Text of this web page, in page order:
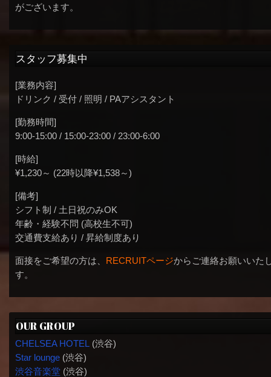
がございます。
スタッフ募集中
[業務内容]
ドリンク / 受付 / 照明 / PAアシスタント
[勤務時間]
9:00-15:00 / 15:00-23:00 / 23:00-6:00
[時給]
¥1,230～ (22時以降¥1,538～)
[備考]
シフト制 / 土日祝のみOK
年齢・経験不問 (高校生不可)
交通費支給あり / 昇給制度あり
面接をご希望の方は、 RECRUITページからご連絡お願いいた
す。
OUR GROUP
CHELSEA HOTEL (渋谷)
Star lounge(渋谷)
渋谷音楽堂(渋谷)